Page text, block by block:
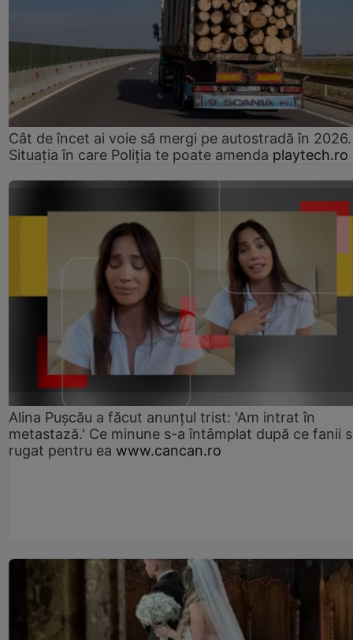
Cât de încet ai voie să mergi pe autostradă în 2026.
Situația în care Poliția te poate amenda playtech.ro
Alina Pușcău a făcut anunțul trist: 'Am intrat în
metastază.' Ce minune s-a întâmplat după ce fanii
rugat pentru ea www.cancan.ro